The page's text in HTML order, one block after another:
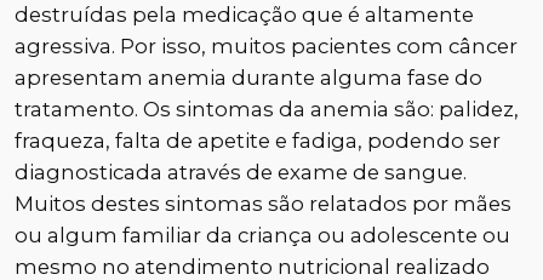
destruídas pela medicação que é altamente
agressiva. Por isso, muitos pacientes com câncer
apresentam anemia durante alguma fase do
tratamento. Os sintomas da anemia são: palidez,
fraqueza, falta de apetite e fadiga, podendo ser
diagnosticada através de exame de sangue.
Muitos destes sintomas são relatados por mães
ou algum familiar da criança ou adolescente ou
mesmo no atendimento nutricional realizado